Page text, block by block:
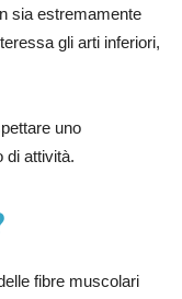
sia estremamente
gli arti inferiori,
uno
di attività.
fibre muscolari